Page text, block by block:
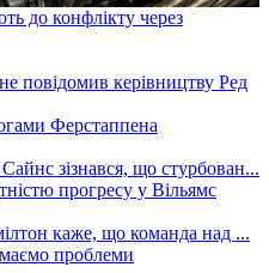
до конфлікту через
Ферстаппена
прогресу у Вільямс
проблеми